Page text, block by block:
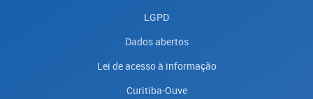
LGPD
Dados abertos
Lei de acesso à informação
Curitiba-Ouve